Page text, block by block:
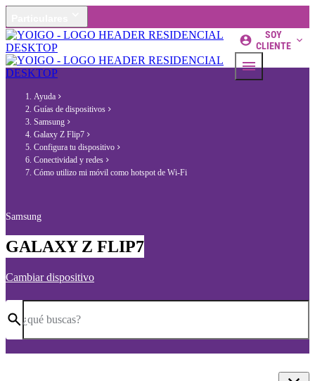
SOY
CLIENTE
Ayuda
Guías de dispositivos
Samsung
Galaxy Z Flip7
Configura tu dispositivo
Conectividad y redes
Cómo utilizo mi móvil como hotspot de Wi-Fi
Samsung
GALAXY Z FLIP7
Cambiar dispositivo
¿qué buscas?